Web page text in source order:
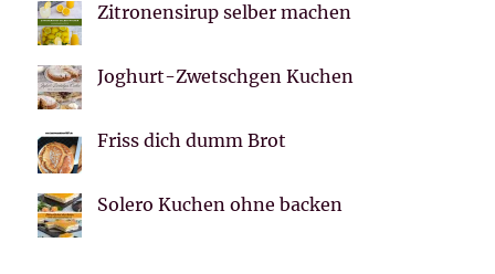
Zitronensirup selber machen
Joghurt-Zwetschgen Kuchen
Friss dich dumm Brot
Solero Kuchen ohne backen